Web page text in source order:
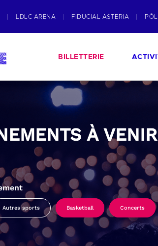
LDLC ARENA FIDUCIAL ASTERIA
BILLETTERIE
À VENIR
Autres sports Basketball Concerts